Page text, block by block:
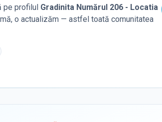
pe profilul Gradinita Numărul 206 - Locatia
o actualizăm — astfel toată comunitatea